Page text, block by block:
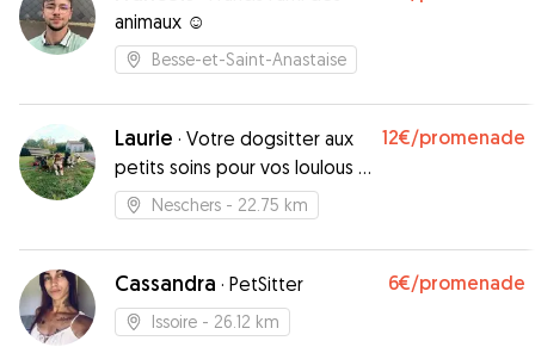
animaux ☺️
Besse-et-Saint-Anastaise
Laurie · Votre dogsitter aux
petits soins pour vos loulous à
4 pattes
12€/promenade
Neschers - 22.75 km
Cassandra · PetSitter 6€/promenade
Issoire - 26.12 km